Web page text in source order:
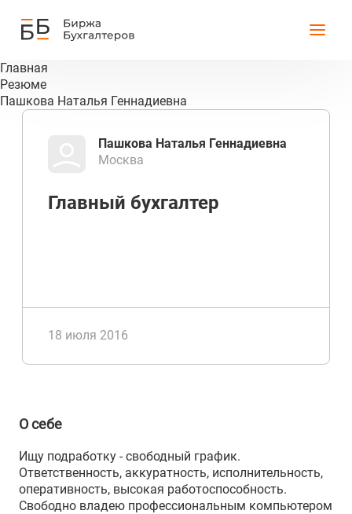
Главная
Резюме
Пашкова Наталья Геннадиевна
Пашкова Наталья Геннадиевна
Москва
Главный бухгалтер
18 июля 2016
О себе
Ищу подработку - свободный график.
Ответственность, аккуратность, исполнительность,
оперативность, высокая работоспособность.
Свободно владею профессиональным компьютером